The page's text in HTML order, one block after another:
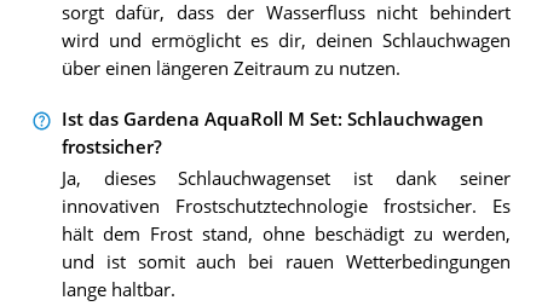
sorgt dafür, dass der Wasserfluss nicht behindert
wird und ermöglicht es dir, deinen Schlauchwagen
über einen längeren Zeitraum zu nutzen.
Ist das Gardena AquaRoll M Set: Schlauchwagen
frostsicher?
Ja, dieses Schlauchwagenset ist dank seiner
innovativen Frostschutztechnologie frostsicher. Es
hält dem Frost stand, ohne beschädigt zu werden,
und ist somit auch bei rauen Wetterbedingungen
lange haltbar.